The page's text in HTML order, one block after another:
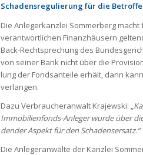
Scha­dens­re­gu­lie­rung für die
Die Anle­ger­kanz­lei Som­mer­berg
ver­ant­wort­li­chen Finanz­häu­sern
Back-Rechtsprechung des
von sei­ner Bank nicht über die
lung der Fonds­an­teile erhält, dann
ver­lan­gen.
Dazu Ver­brau­cher­an­walt Kra­jew­ski: „
Immobilienfonds-Anleger wurde über
den­der Aspekt für den Scha­dens­er­satz.“
Die Anle­ger­an­wälte der Kanzlei